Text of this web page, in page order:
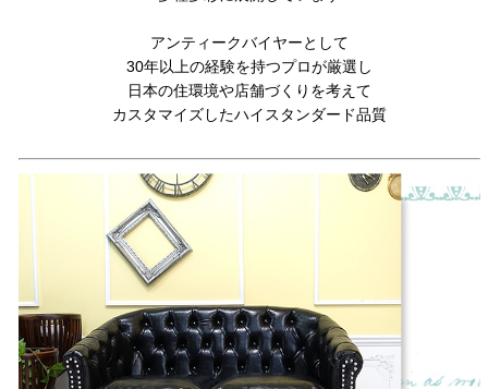
アンティークバイヤーとして
30年以上の経験を持つプロが厳選し
日本の住環境や店舗づくりを考えて
カスタマイズしたハイスタンダード品質